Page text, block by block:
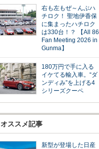
右も左もぜ～んぶハ
チロク！ 聖地伊香保
に集まったハチロク
は330台！？ 【All 86
Fan Meeting 2026 in
Gunma】
180万円で手に入る
イケてる輸入車。“ダ
ンディみ”を上げる4
シリーズクーペ
オススメ記事
新型が登場した日産